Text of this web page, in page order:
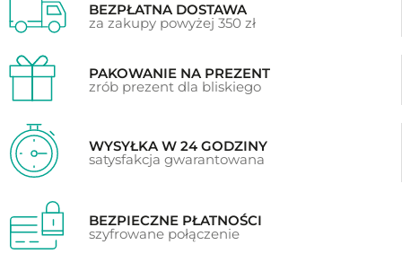
BEZPŁATNA DOSTAWA
za zakupy powyżej 350 zł
PAKOWANIE NA PREZENT
zrób prezent dla bliskiego
WYSYŁKA W 24 GODZINY
satysfakcja gwarantowana
BEZPIECZNE PŁATNOŚCI
szyfrowane połączenie